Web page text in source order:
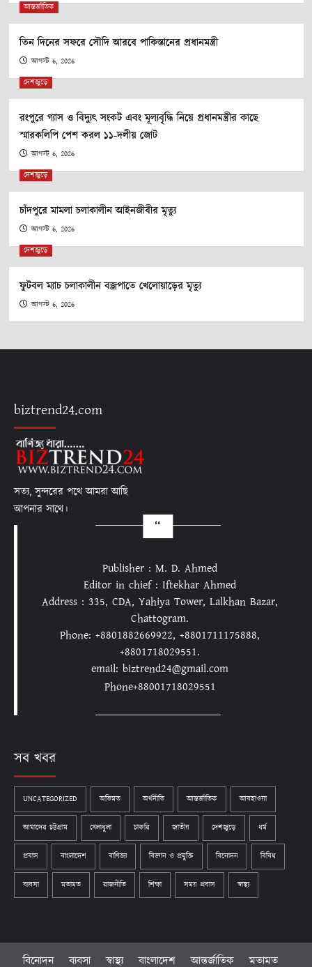
আন্তর্জাতিক
তিন দিনের সফরে সৌদি আরবে পাকিস্তানের প্রধানমন্ত্রী
আগস্ট 6, 2026
দেশজুড়ে
রংপুরে গ্যাস ও বিদ্যুৎ সংকট এবং মূল্যবৃদ্ধি নিয়ে প্রধানমন্ত্রীর কাছে
স্মারকলিপি পেশ করল ১১-দলীয় জোট
আগস্ট 6, 2026
দেশজুড়ে
চাঁদপুরে মামলা চলাকালীন আইনজীবীর মৃত্যু
আগস্ট 6, 2026
দেশজুড়ে
ফুটবল ম্যাচ চলাকালীন বজ্রপাতে খেলোয়াড়ের মৃত্যু
আগস্ট 6, 2026
biztrend24.com
সত্য, সুন্দরের পথে আমরা আছি
আপনার সাথে।
Publisher : M. D. Ahmed
Editor in chief : Iftekhar Ahmed
Address : 335, CDA, Yahiya Tower, Lalkhan Bazar,
Chattogram.
Phone: +8801882669922, +8801711175888,
+8801718029551.
email: biztrend24@gmail.com
Phone+88001718029551
সব খবর
UNCATEGORIZED অভিমত অর্থনীতি আন্তর্জাতিক আবহাওয়া
আমাদের চট্টগ্রাম খেলাধুলা চাকরি জাতীয় দেশজুড়ে ধর্ম
প্রবাস বাংলাদেশ বাণিজ্য বিজ্ঞান ও প্রযুক্তি বিনোদন বিবিধ
ব্যবসা মতামত রাজনীতি শিক্ষা সময় প্রবাস স্বাস্থ্য
বিনোদন ব্যবসা স্বাস্থ্য বাংলাদেশ আন্তর্জাতিক মতামত